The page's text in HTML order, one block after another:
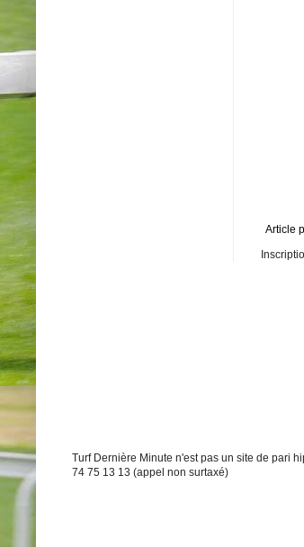
Article
Turf Dernière Minute n'est pas un site de pari
74 75 13 13 (appel non surtaxé)